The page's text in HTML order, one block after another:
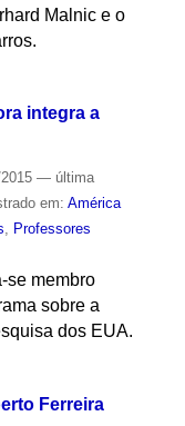
Malnic e o
integra a
— última
em: América
, Professores
se membro
sobre a
dos EUA.
Ferreira